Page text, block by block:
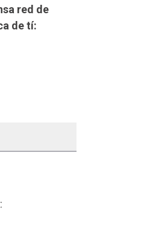
red de
de tí: